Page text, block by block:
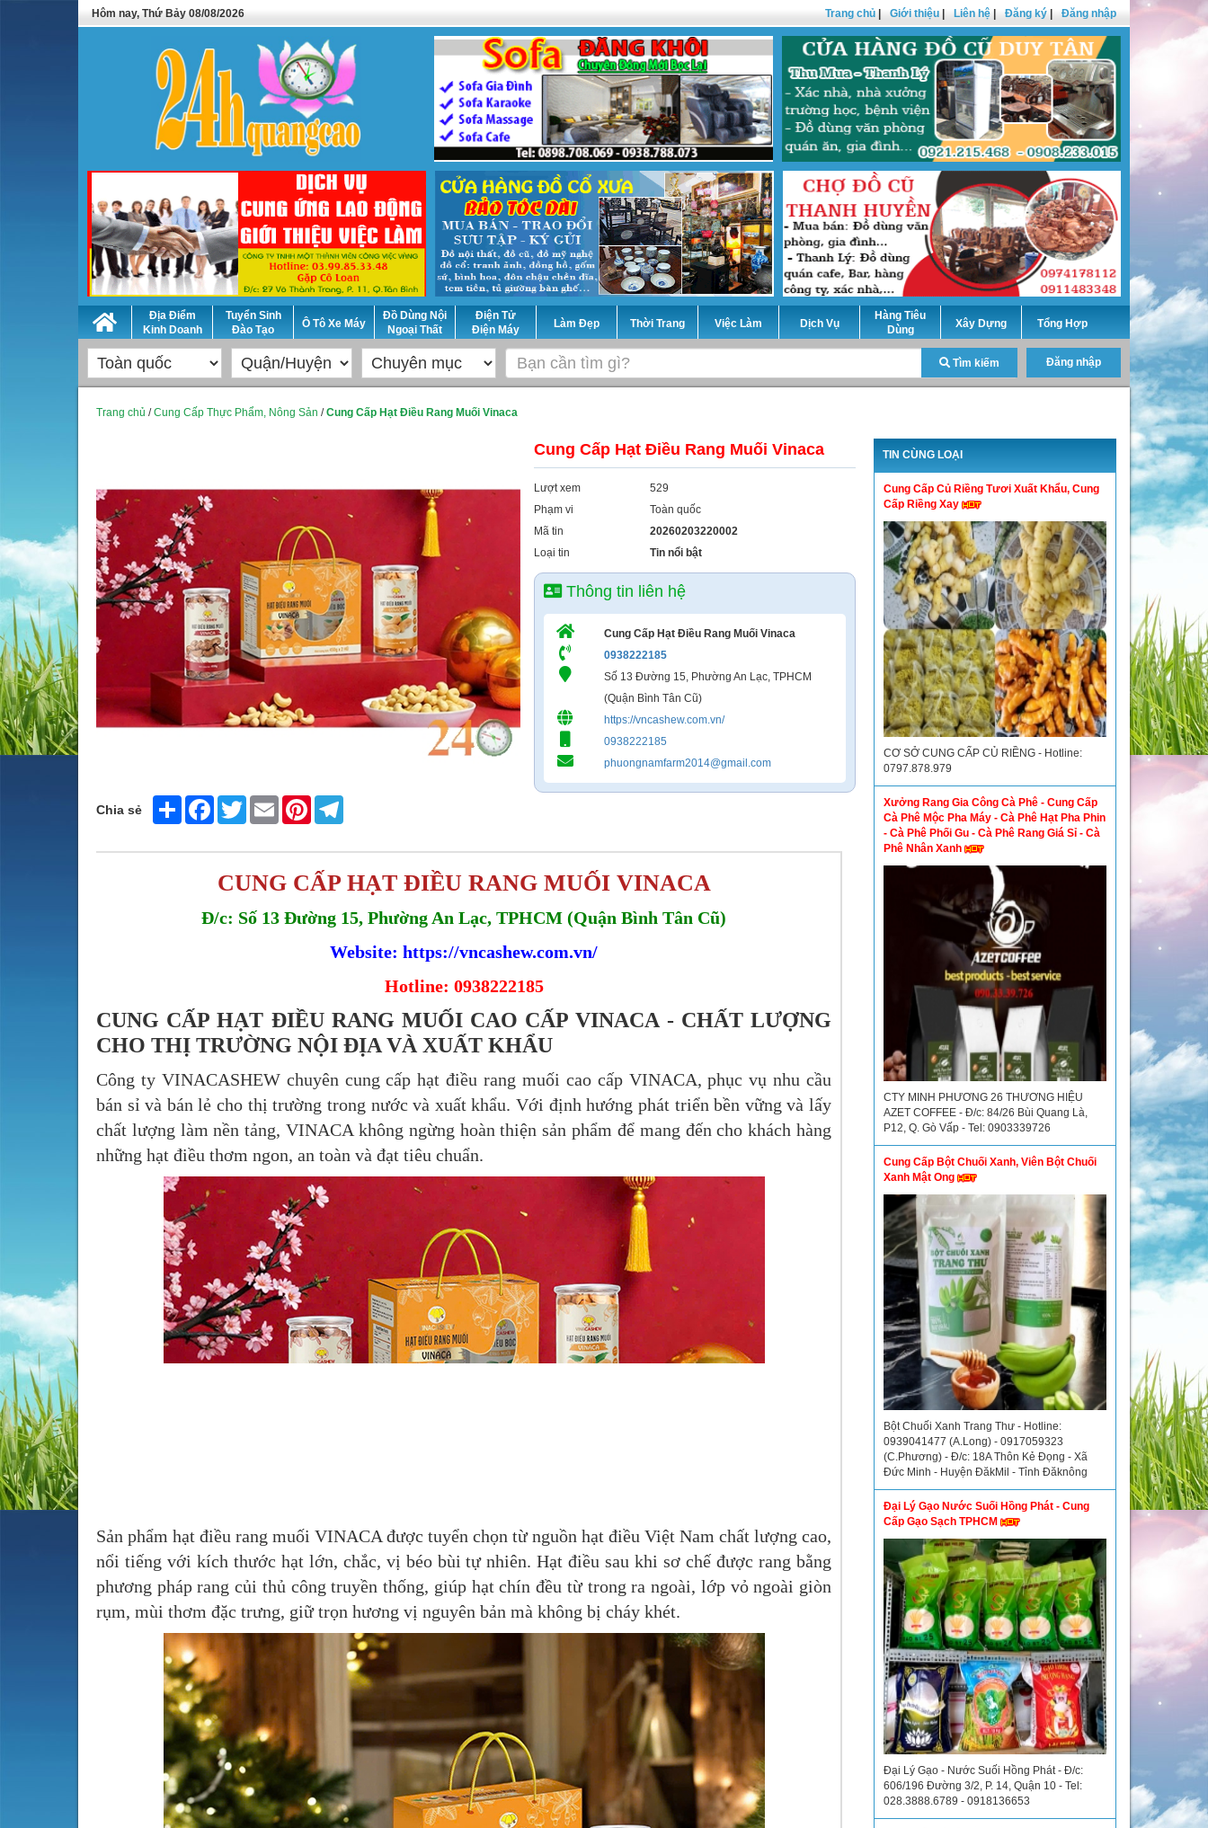
Hôm nay, Thứ Bảy 08/08/2026 Trang chủ Giới thiệu Liên hệ Đăng ký Đăng nhập
Địa Điểm
Kinh Doanh
Tuyển Sinh
Đào Tạo
Ô Tô Xe Máy
Đồ Dùng Nội
Ngoại Thất
Điện Tử
Điện Máy
Làm Đẹp Thời Trang Việc Làm Dịch Vụ
Hàng Tiêu
Dùng
Xây Dựng Tổng Hợp
Tìm kiếm Đăng nhập
Trang chủ /Cung Cấp Thực Phẩm, Nông Sản /Cung Cấp Hạt Điều Rang Muối Vinaca
Chia sẻ Share FacebookTwitter Email Pinterest
Cung Cấp Hạt Điều Rang Muối Vinaca
Lượt xem
529
Phạm vi
Toàn quốc
Mã tin
20260203220002
Loại tin
Tin nổi bật
Thông tin liên hệ
Cung Cấp Hạt Điều Rang Muối Vinaca
0938222185
Số 13 Đường 15, Phường An Lạc, TPHCM
(Quận Bình Tân Cũ)
https://vncashew.com.vn/
0938222185
phuongnamfarm2014@gmail.com
CUNG CẤP HẠT ĐIỀU RANG MUỐI VINACA
Đ/c: Số 13 Đường 15, Phường An Lạc, TPHCM (Quận Bình Tân Cũ)
Website: https://vncashew.com.vn/
Hotline: 0938222185
CUNG CẤP HẠT ĐIỀU RANG MUỐI CAO CẤP VINACA - CHẤT LƯỢNG
CHO THỊ TRƯỜNG NỘI ĐỊA VÀ XUẤT KHẨU
Công ty VINACASHEW chuyên cung cấp hạt điều rang muối cao cấp VINACA, phục vụ nhu cầu
bán sỉ và bán lẻ cho thị trường trong nước và xuất khẩu. Với định hướng phát triển bền vững và lấy
chất lượng làm nền tảng, VINACA không ngừng hoàn thiện sản phẩm để mang đến cho khách hàng
những hạt điều thơm ngon, an toàn và đạt tiêu chuẩn.
Sản phẩm hạt điều rang muối VINACA được tuyển chọn từ nguồn hạt điều Việt Nam chất lượng cao,
nổi tiếng với kích thước hạt lớn, chắc, vị béo bùi tự nhiên. Hạt điều sau khi sơ chế được rang bằng
phương pháp rang củi thủ công truyền thống, giúp hạt chín đều từ trong ra ngoài, lớp vỏ ngoài giòn
rụm, mùi thơm đặc trưng, giữ trọn hương vị nguyên bản mà không bị cháy khét.
TIN CÙNG LOẠI
Cung Cấp Củ Riềng Tươi Xuất Khẩu, Cung
Cấp Riềng Xay
CƠ SỞ CUNG CẤP CỦ RIỀNG - Hotline:
0797.878.979
Xưởng Rang Gia Công Cà Phê - Cung Cấp
Cà Phê Mộc Pha Máy - Cà Phê Hạt Pha Phin
- Cà Phê Phối Gu - Cà Phê Rang Giá Sỉ - Cà
Phê Nhân Xanh
CTY MINH PHƯƠNG 26 THƯƠNG HIỆU
AZET COFFEE - Đ/c: 84/26 Bùi Quang Là,
P12, Q. Gò Vấp - Tel: 0903339726
Cung Cấp Bột Chuối Xanh, Viên Bột Chuối
Xanh Mật Ong
Bột Chuối Xanh Trang Thư - Hotline:
0939041477 (A.Long) - 0917059323
(C.Phương) - Đ/c: 18A Thôn Kẻ Đọng - Xã
Đức Minh - Huyện ĐăkMil - Tỉnh Đăknông
Đại Lý Gạo Nước Suối Hồng Phát - Cung
Cấp Gạo Sạch TPHCM
Đại Lý Gạo - Nước Suối Hồng Phát - Đ/c:
606/196 Đường 3/2, P. 14, Quận 10 - Tel:
028.3888.6789 - 0918136653